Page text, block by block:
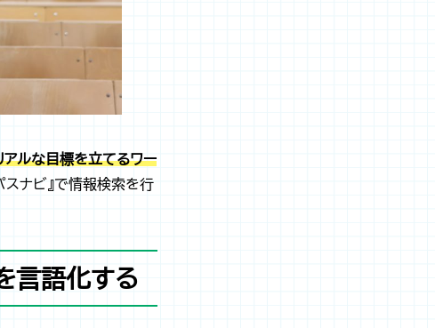
ルな目標を立てるワー
ナビ』で情報検索を行
言語化する